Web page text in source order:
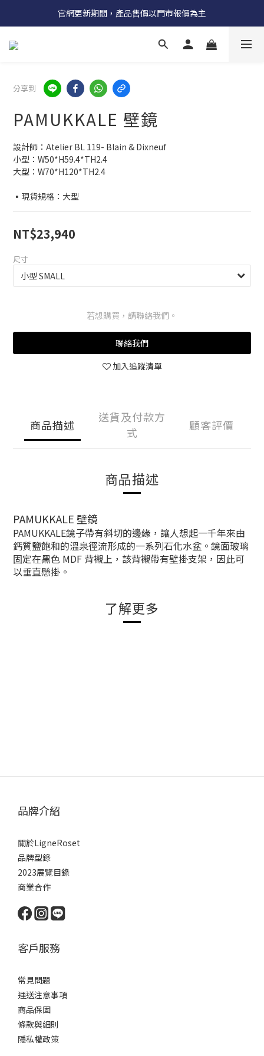
受國際原物料價格上漲，法國自 5/18 起全系列產品調漲 3%
官網更新期間，產品售價以門市報價為主
受國際原物料價格上漲，法國自 5/18 起全系列產品調漲 3%
分享到
PAMUKKALE 壁鏡
設計師：Atelier BL 119- Blain & Dixneuf
小型：W50*H59.4*TH2.4
大型：W70*H120*TH2.4
▪現貨規格：大型
NT$23,940
尺寸
若想購買，請聯絡我們。
聯絡我們
加入追蹤清單
商品描述
送貨及付款方
式
顧客評價
商品描述
PAMUKKALE 壁鏡
PAMUKKALE鏡子帶有斜切的邊緣，讓人想起一千年來由
鈣質鹽飽和的溫泉徑流形成的一系列石化水盆。鏡面玻璃
固定在黑色 MDF 背襯上，該背襯帶有壁掛支架，因此可
以垂直懸掛。
了解更多
品牌介紹
關於LigneRoset
品牌型錄
2023展覽目錄
商業合作
客戶服務
常見問題
運送注意事項
商品保固
條款與細則
隱私權政策